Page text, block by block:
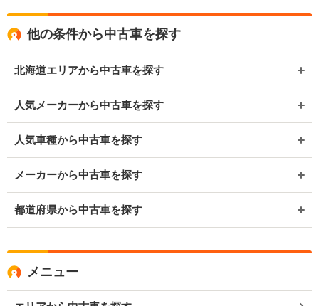
他の条件から中古車を探す
北海道エリアから中古車を探す
人気メーカーから中古車を探す
人気車種から中古車を探す
メーカーから中古車を探す
都道府県から中古車を探す
メニュー